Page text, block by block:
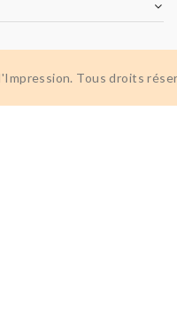
Tous droits